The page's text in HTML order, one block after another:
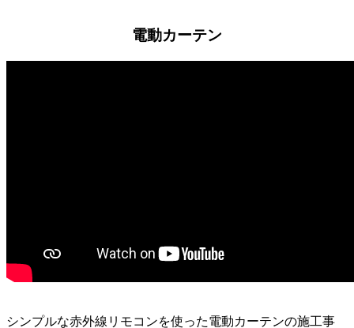
電動カーテン
シンプルな赤外線リモコンを使った電動カーテンの施工事